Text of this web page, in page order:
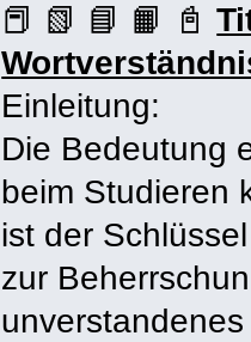
📕 📗 📘 📙 📓
Einleitung:
Die Bedeutung
beim Studieren
ist der
zur